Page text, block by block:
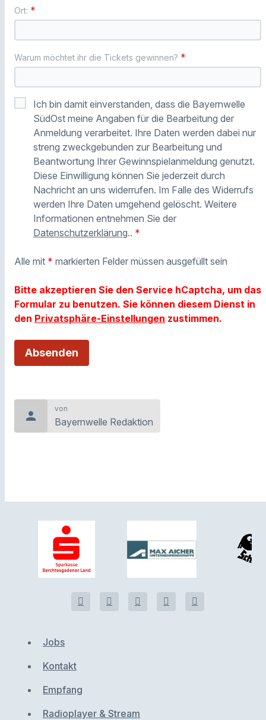
Ort: *
Warum möchtet ihr die Tickets gewinnen? *
Ich bin damit einverstanden, dass die Bayernwelle
SüdOst meine Angaben für die Bearbeitung der
Anmeldung verarbeitet. Ihre Daten werden dabei nur
streng zweckgebunden zur Bearbeitung und
Beantwortung Ihrer Gewinnspielanmeldung genutzt.
Diese Einwilligung können Sie jederzeit durch
Nachricht an uns widerrufen. Im Falle des Widerrufs
werden Ihre Daten umgehend gelöscht. Weitere
Informationen entnehmen Sie der
Datenschutzerklärung.. *
Alle mit * markierten Felder müssen ausgefüllt sein
Bitte akzeptieren Sie den Service hCaptcha, um das
Formular zu benutzen. Sie können diesem Dienst in
den Privatsphäre-Einstellungen zustimmen.
person
von
Bayernwelle Redaktion
Jobs
Kontakt
Empfang
Radioplayer & Stream